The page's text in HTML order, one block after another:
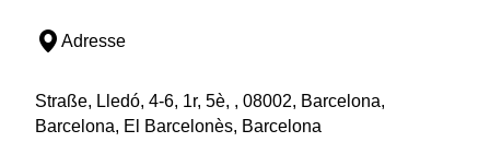
Adresse
Straße, Lledó, 4-6, 1r, 5è, , 08002, Barcelona,
Barcelona, El Barcelonès, Barcelona